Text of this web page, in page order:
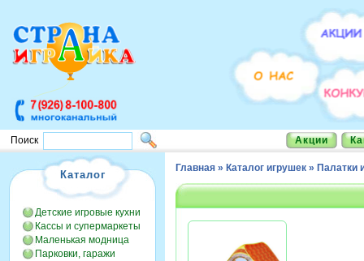
Поиск Акции
Каталог
Детские игровые кухни
Кассы и супермаркеты
Маленькая модница
Парковки, гаражи
Главная » Каталог игрушек » Палатки